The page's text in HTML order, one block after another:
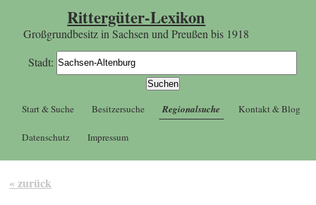
Rittergüter-Lexikon
Großgrundbesitz in Sachsen und Preußen bis 1918
Stadt:
Start & Suche Besitzersuche Regionalsuche Kontakt & Blog
Datenschutz Impressum
« zurück